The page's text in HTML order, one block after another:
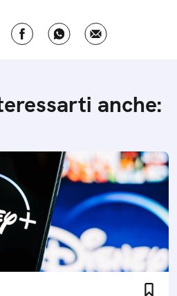
anche: